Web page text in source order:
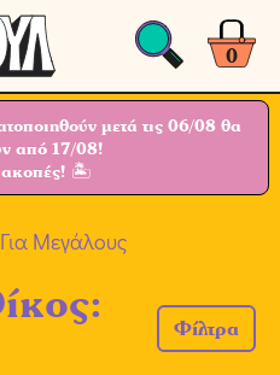
0
μετά τις 06/08 θα
από 17/08!
🏝
Μεγάλους
Φίλτρα